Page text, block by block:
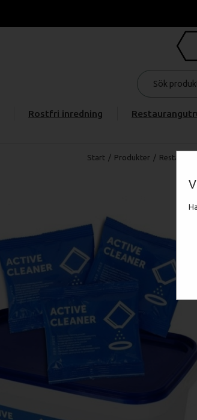
Rostfri inredning
Start / Produkter /